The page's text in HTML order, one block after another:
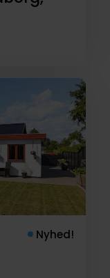
Nyhed!